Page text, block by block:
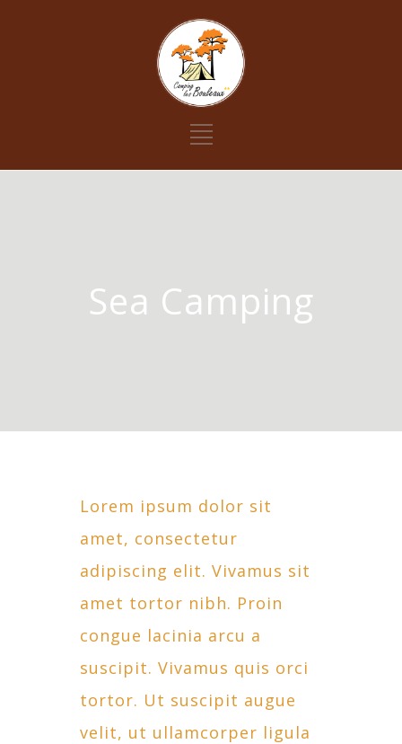
Sea Camping
Lorem ipsum dolor sit
amet, consectetur
adipiscing elit. Vivamus sit
amet tortor nibh. Proin
congue lacinia arcu a
suscipit. Vivamus quis orci
tortor. Ut suscipit augue
velit, ut ullamcorper ligula